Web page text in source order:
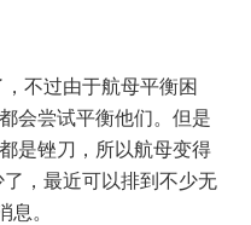
不过由于航母平衡困
会尝试平衡他们。但是
是锉刀，所以航母变得
，最近可以排到不少无
息。